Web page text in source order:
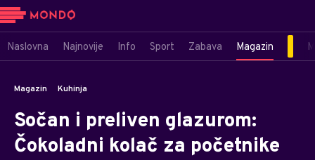
Naslovna Najnovije Info Sport Zabava Magazin
Magazin Kuhinja
Sočan i preliven glazurom:
Čokoladni kolač za početnike